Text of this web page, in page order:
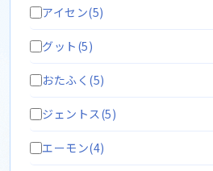
アイセン(5)
グット(5)
おたふく(5)
ジェントス(5)
エーモン(4)